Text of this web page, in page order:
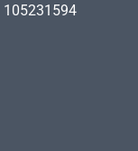
105231594